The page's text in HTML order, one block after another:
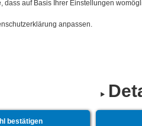
auf Basis Ihrer Einstellungen
anpassen.
bestätigen
19.​12.​2026